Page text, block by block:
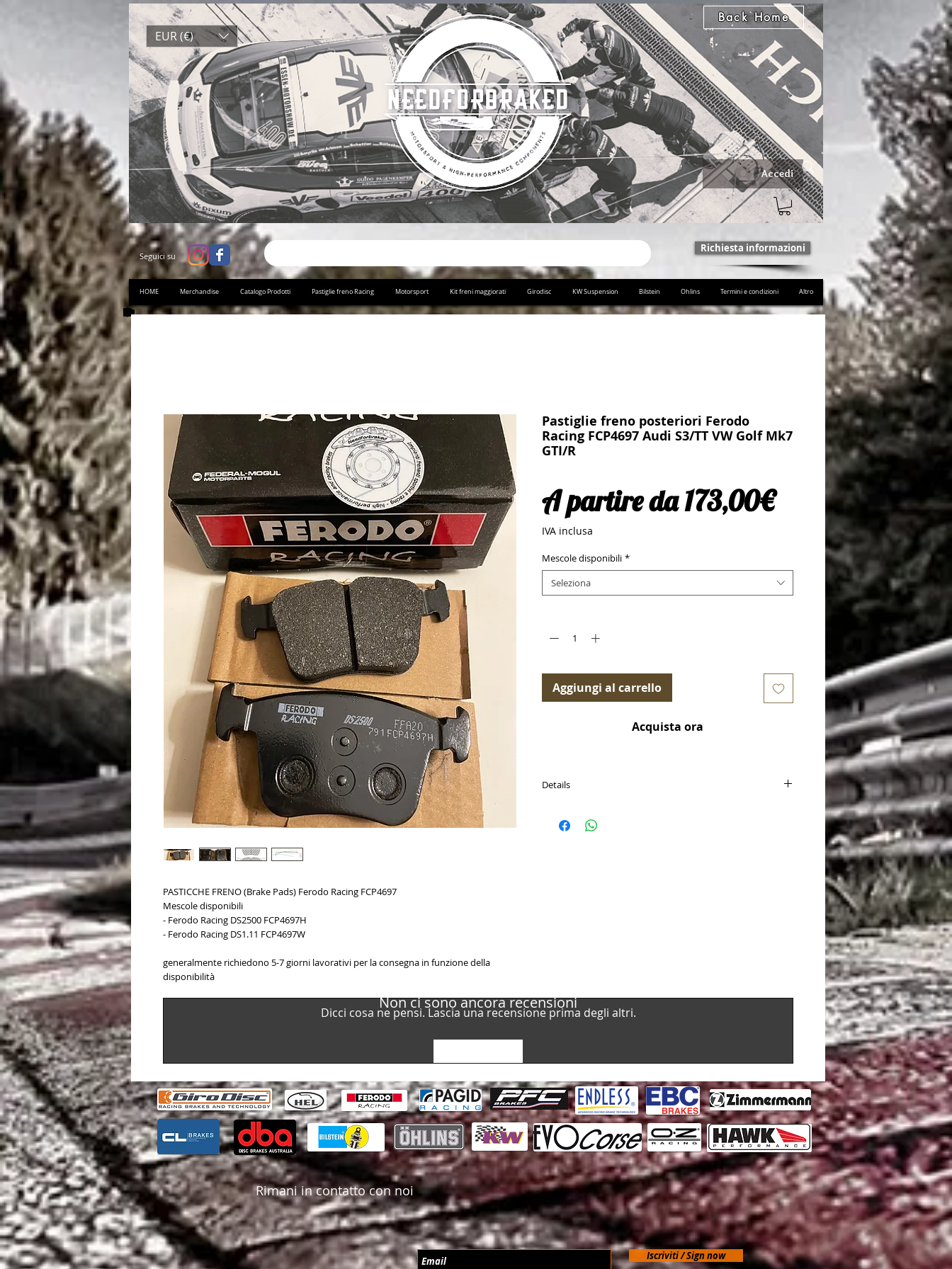
EUR (€)
Back Home
Accedi
Seguici su
Richiesta informazioni
HOME Merchandise Catalogo Prodotti Pastiglie freno Racing Motorsport Kit freni maggiorati Girodisc KW Suspension Bilstein Ohlins Termini e condizioni Altro
PASTICCHE FRENO (Brake Pads) Ferodo Racing FCP4697
Mescole disponibili
- Ferodo Racing DS2500 FCP4697H
- Ferodo Racing DS1.11 FCP4697W
generalmente richiedono 5-7 giorni lavorativi per la consegna in funzione della
disponibilità
Pastiglie freno posteriori Ferodo
Racing FCP4697 Audi S3/TT VW Golf Mk7
GTI/R
A partire da173,00€Prezzo scontato
IVA inclusa
Mescole disponibili *
Seleziona
Aggiungi al carrello
Acquista ora
Details
Non ci sono ancora recensioni
Dicci cosa ne pensi. Lascia una recensione prima degli altri.
Rimani in contatto con noi
Iscriviti / Sign now